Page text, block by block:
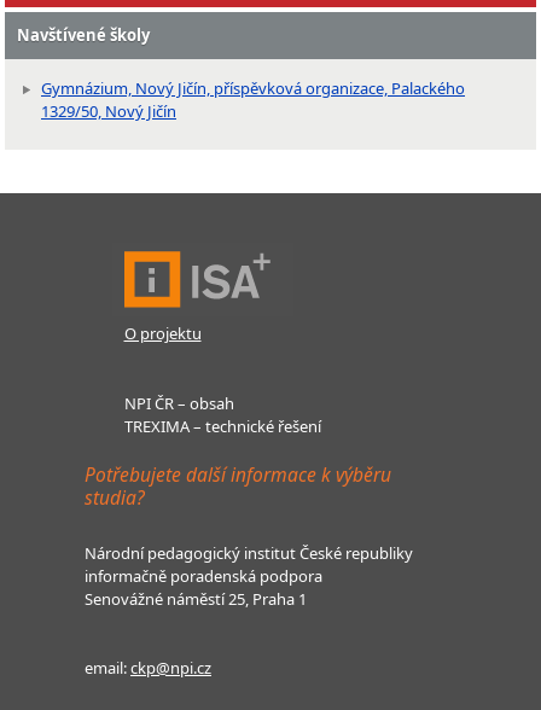
Navštívené školy
Gymnázium, Nový Jičín, příspěvková organizace, Palackého
1329/50, Nový Jičín
O projektu
NPI ČR – obsah
TREXIMA – technické řešení
Potřebujete další informace k výběru
studia?
Národní pedagogický institut České republiky
informačně poradenská podpora
Senovážné náměstí 25, Praha 1
email:ckp@npi.cz